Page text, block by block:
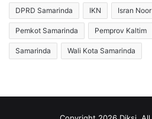
DPRD Samarinda IKN Isran Noor
Pemkot Samarinda Pemprov Kaltim
Samarinda Wali Kota Samarinda